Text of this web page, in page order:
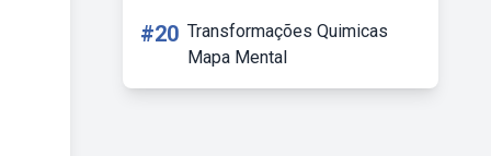
#20 Transformações Quimicas
Mapa Mental